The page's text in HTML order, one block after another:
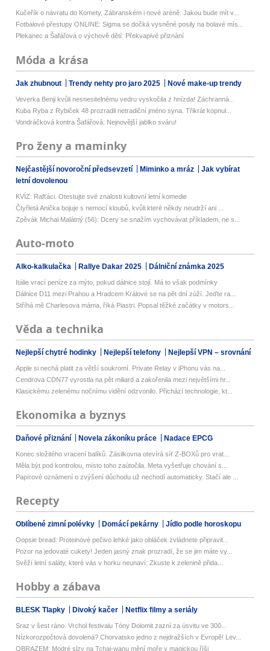
Kučeřík o návratu do Komety, Zábranském i nové aréně. Jakou bude mít v...
Fotbalové přestupy ONLINE: Sigma se dočká vysněné posily na bolavé mís...
Plekanec a Šafářová o výchově dětí: Překvapivé přiznání
Móda a krása
Jak zhubnout Trendy nehty pro jaro 2025 Nové make-up trendy
Veverka Benji kvůli nesnesitelnému vedru vyskočila z hnízda! Záchranná...
Kuba Ryba z Rybiček 48 prozradil netradiční jméno syna. Třikrát kopnul...
Vondráčková kontra Šafářová: Nejnovější jablko sváru!
Pro ženy a maminky
Nejčastější novoroční předsevzetí Miminko a mráz
Jak vybírat
letní dovolenou
KVÍZ: Rafťáci. Otestujte své znalosti kultovní letní komedie
Čtyřletá Anička bojuje s nemocí kloubů, kvůli které někdy neudrží ani ...
Zpěvák Michal Malátný (56): Dcery se snažím vychovávat příkladem, ne s...
Auto-moto
Alko-kalkulačka Rallye Dakar 2025 Dálniční známka 2025
Itálie vrací peníze za mýto, pokud dálnice stojí. Má to však podmínky
Dálnice D11 mezi Prahou a Hradcem Králové se na pět dní zúží. Jeďte ra...
Stříhá mě Charlesova máma, říká Piastri. Popsal těžké začátky v motors...
Věda a technika
Nejlepší chytré hodinky Nejlepší telefony Nejlepší VPN – srovnání
Apple si nechá platit za větší soukromí. Private Relay v iPhonu vás na...
Cendrova CDN77 vyrostla na pět miliard a zakořenila mezi největšími hr...
Klasickému zelenému nočnímu vidění odzvonilo. Přichází technologie, kt...
Ekonomika a byznys
Daňové přiznání Novela zákoníku práce Nadace EPCG
Konec složitého vracení balíků. Zásilkovna otevírá síť Z-BOXů pro vrat...
Měla být pod kontrolou, místo toho zaútočila. Meta vyšetřuje chování s...
Papírové oznámení o zvýšení důchodu už nechodí automaticky. Stačí ale ...
Recepty
Oblíbené zimní polévky Domácí pekárny Jídlo podle horoskopu
Oopsie bread: Proteinové pečivo lehké jako obláček zvládnete připravit...
Pozor na jedovaté cukety! Jeden jasný znak prozradí, že se jim máte vy...
Svěží letní saláty, které vás v horku neunaví: Zkuste k zelenině přida...
Hobby a zábava
BLESK Tlapky Divoký kačer Netflix filmy a seriály
Sraz v šest ráno. Vrchol festivalu Tóny Dolomit zazní za úsvitu ve 300...
Nízkorozpočtová dovolená? Chorvatsko jedno z nejdražších v Evropě! Lev...
OBRAZEM: Modré slzy na Tchaj-wanu mění moře v magickou říši